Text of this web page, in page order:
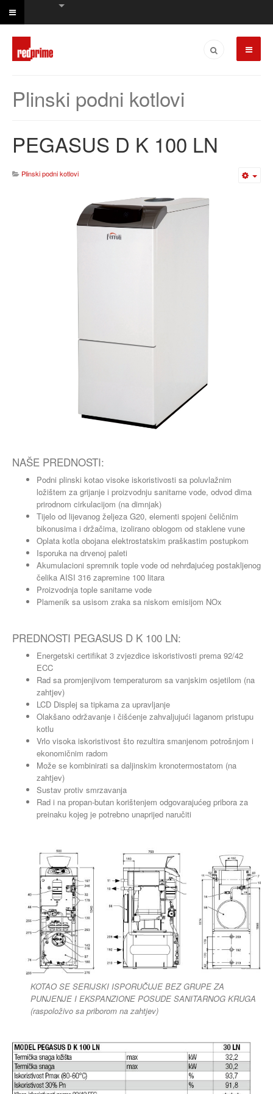
Plinski podni kotlovi
PEGASUS D K 100 LN
Plinski podni kotlovi
NAŠE PREDNOSTI:
Podni plinski kotao visoke iskoristivosti sa poluvlažnim
ložištem za grijanje i proizvodnju sanitarne vode, odvod dima
prirodnom cirkulacijom (na dimnjak)
Tijelo od lijevanog željeza G20, elementi spojeni čeličnim
bikonusima i držačima, izolirano oblogom od staklene vune
Oplata kotla obojana elektrostatskim praškastim postupkom
Isporuka na drvenoj paleti
Akumulacioni spremnik tople vode od nehrđajućeg postakljenog
čelika AISI 316 zapremine 100 litara
Proizvodnja tople sanitarne vode
Plamenik sa usisom zraka sa niskom emisijom NOx
PREDNOSTI PEGASUS D K 100 LN:
Energetski certifikat 3 zvjezdice iskoristivosti prema 92/42
ECC
Rad sa promjenjivom temperaturom sa vanjskim osjetilom (na
zahtjev)
LCD Displej sa tipkama za upravljanje
Olakšano održavanje i čišćenje zahvaljujući laganom pristupu
kotlu
Vrlo visoka iskoristivost što rezultira smanjenom potrošnjom i
ekonomičnim radom
Može se kombinirati sa daljinskim kronotermostatom (na
zahtjev)
Sustav protiv smrzavanja
Rad i na propan-butan korištenjem odgovarajućeg pribora za
preinaku kojeg je potrebno unaprijed naručiti
KOTAO SE SERIJSKI ISPORUČUJE BEZ GRUPE ZA
PUNJENJE I EKSPANZIONE POSUDE SANITARNOG KRUGA
(raspoloživo sa priborom na zahtjev)